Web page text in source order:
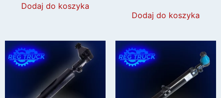
Dodaj do koszyka
Dodaj do koszyka